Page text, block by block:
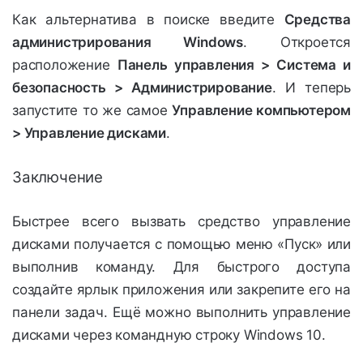
Как альтернатива в поиске введите Средства
администрирования Windows. Откроется
расположение Панель управления > Система и
безопасность > Администрирование. И теперь
запустите то же самоеУправление компьютером
> Управление дисками.
Заключение
Быстрее всего вызвать средство управление
дисками получается с помощью меню «Пуск» или
выполнив команду. Для быстрого доступа
создайте ярлык приложения или закрепите его на
панели задач. Ещё можно выполнить управление
дисками через командную строку Windows 10.